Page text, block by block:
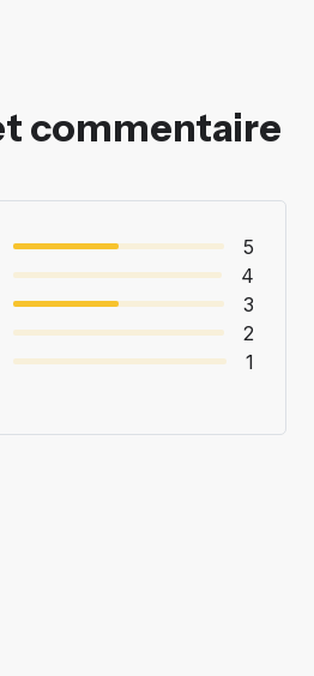
commentaire
5
4
3
2
1